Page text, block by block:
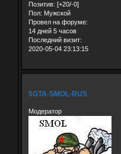
Позитив: [+20/-0]
Пол: Мужской
Провел на форуме:
14 дней 5 часов
Последний визит:
2020-05-04 23:13:15
5GTA-SMOL-RUS
Модератор